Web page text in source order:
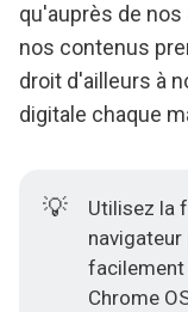
qu'auprès de
nos contenus
droit d'ailleurs à
digitale chaque
💡
Utilisez la
facilement
Chrome